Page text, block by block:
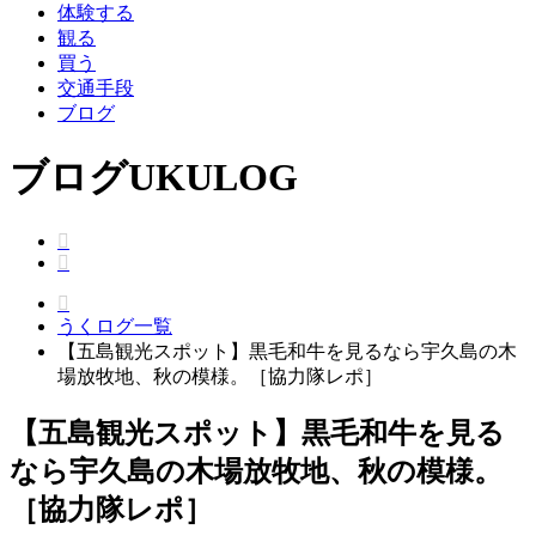
体験する
観る
買う
交通手段
ブログ
ブログUKULOG
うくログ一覧
【五島観光スポット】黒毛和牛を見るなら宇久島の木
場放牧地、秋の模様。［協力隊レポ］
【五島観光スポット】黒毛和牛を見る
なら宇久島の木場放牧地、秋の模様。
［協力隊レポ］